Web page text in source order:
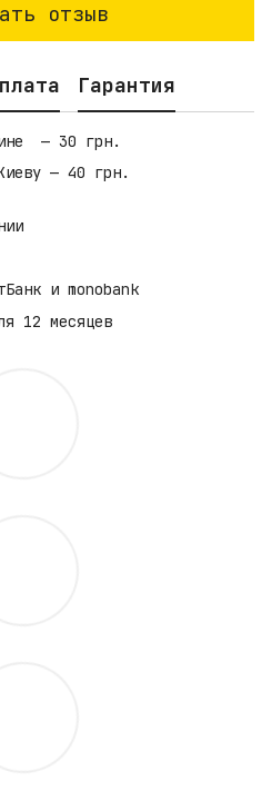
отзыв
Гарантия
— 30 грн.
— 40 грн.
и monobank
12 месяцев